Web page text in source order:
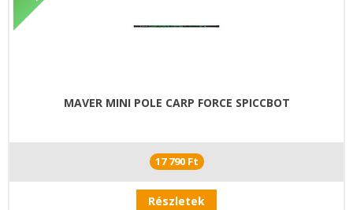
MAVER MINI POLE CARP FORCE SPICCBOT
17 790 Ft
Részletek